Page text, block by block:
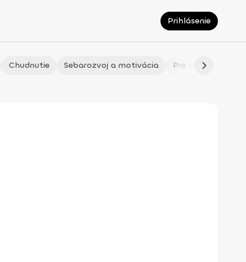
Prihlásenie
Chudnutie Sebarozvoj a motivácia Pre fitmaminky